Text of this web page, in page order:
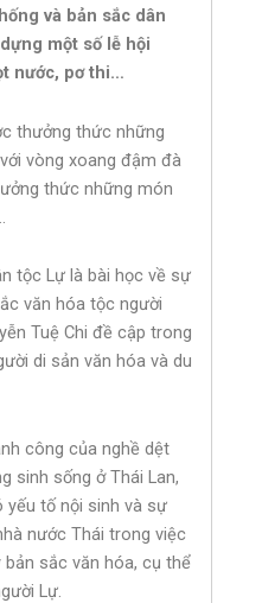
và bản sắc dân
một số lễ hội
nước, pơ thi…
thưởng thức những
vòng xoang đậm đà
thức những món
tộc Lự là bài học về sự
văn hóa tộc người
Tuệ Chi đề cập trong
di sản văn hóa và du
công của nghề dệt
sinh sống ở Thái Lan,
tố nội sinh và sự
nước Thái trong việc
sắc văn hóa, cụ thể
Lự.